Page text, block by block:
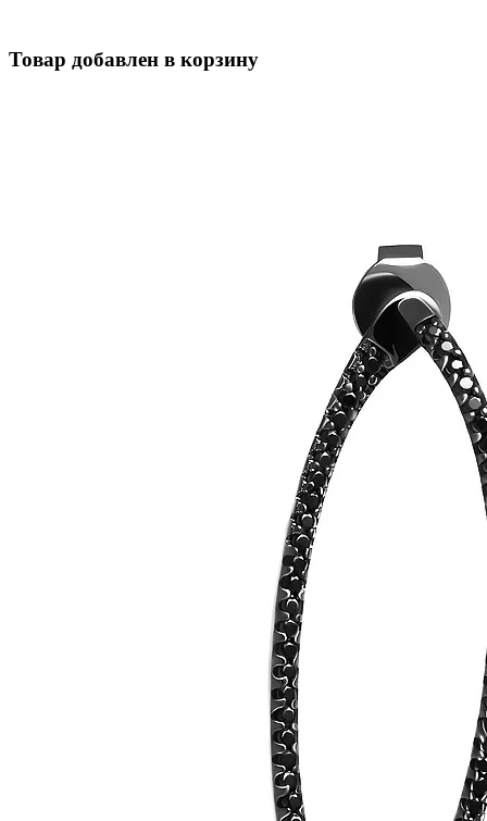
Товар добавлен в корзину